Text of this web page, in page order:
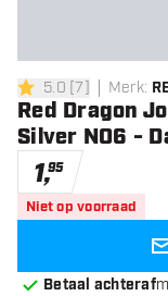
5 score sterren
5.0 [7] Merk:
Red Dragon
Silver NO6 -
1,95
Niet op voorraad
Betaal achteraf